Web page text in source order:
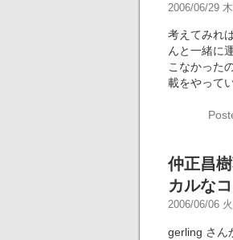
2006/06/29
考えてみれ
んと一緒に
こなかった
載をやって
仲正昌
カルな
2006/06/06
gerling さん